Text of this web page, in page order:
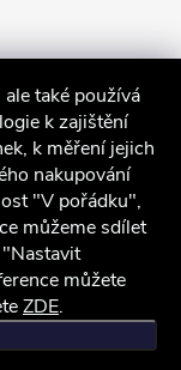
také používá
k zajištění
k měření jejich
nakupování
"V pořádku",
můžeme sdílet
můžete
ZDE.
osobních údajů